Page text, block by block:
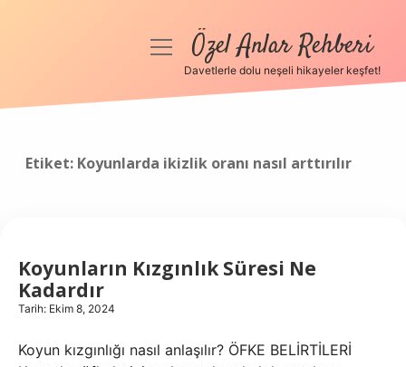
Anasayfa
menüyüÖzel Anlar Rehberi
Davetlerle dolu neşeli hikayeler keşfet!
Etiket: Koyunlarda ikizlik oranı nasıl arttırılır
Koyunların Kızgınlık Süresi Ne
Kadardır
Tarih: Ekim 8, 2024
Koyun kızgınlığı nasıl anlaşılır? ÖFKE BELİRTİLERİ